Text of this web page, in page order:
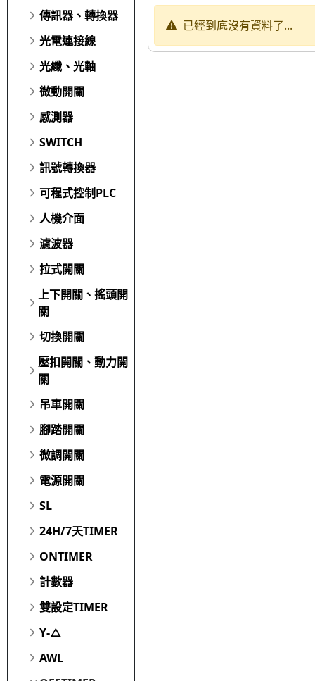
傳訊器、轉換器
光電連接線
光纖、光軸
微動開關
感測器
SWITCH
訊號轉換器
可程式控制PLC
人機介面
濾波器
拉式開關
上下開關、搖頭開
關
切換開關
壓扣開關、動力開
關
吊車開關
腳踏開關
微調開關
電源開關
SL
24H/7天TIMER
ONTIMER
計數器
雙設定TIMER
Y-△
AWL
已經到底沒有資料了...